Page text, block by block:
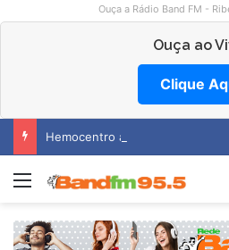
Ouça a Rádio Band FM -
Ouça ao
Clique
Hemocentro abre vagas na região
Menu